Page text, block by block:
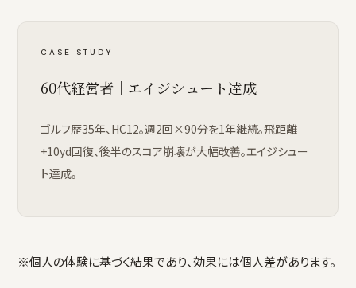
CASE STUDY
60代経営者｜エイジシュート達成
ゴルフ歴35年、HC12。週2回×90分を1年継続。飛距離
+10yd回復、後半のスコア崩壊が大幅改善。エイジシュー
ト達成。
※個人の体験に基づく結果であり、効果には個人差があります。